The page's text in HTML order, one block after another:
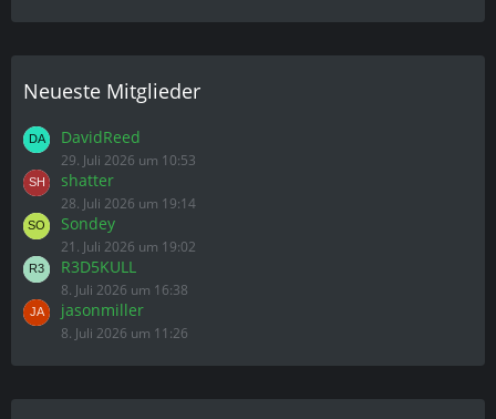
Neueste Mitglieder
DavidReed
29. Juli 2026 um 10:53
shatter
28. Juli 2026 um 19:14
Sondey
21. Juli 2026 um 19:02
R3D5KULL
8. Juli 2026 um 16:38
jasonmiller
8. Juli 2026 um 11:26